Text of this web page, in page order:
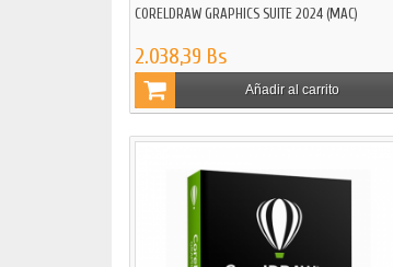
CORELDRAW GRAPHICS SUITE 2024 (MAC)
2.038,39 Bs
Añadir al carrito